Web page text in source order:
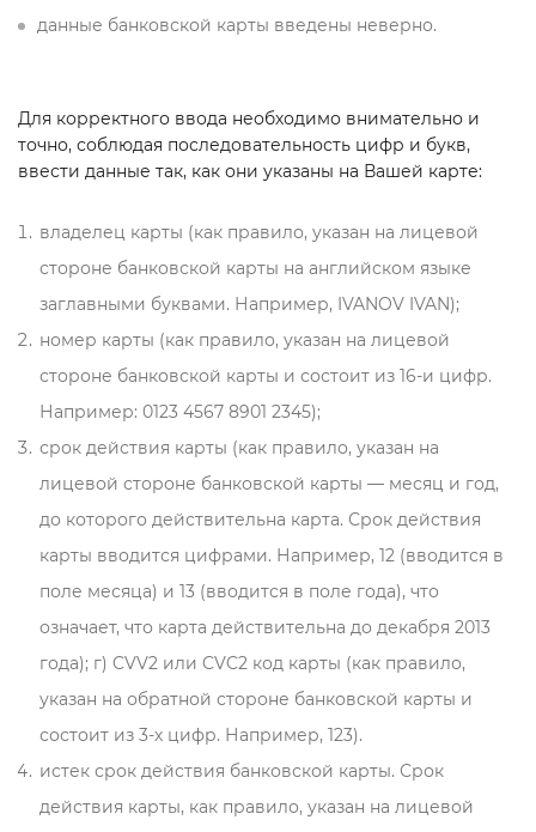
данные банковской карты введены неверно.
Для корректного ввода необходимо внимательно и
точно, соблюдая последовательность цифр и букв,
ввести данные так, как они указаны на Вашей карте:
владелец карты (как правило, указан на лицевой
стороне банковской карты на английском языке
заглавными буквами. Например, IVANOV IVAN);
номер карты (как правило, указан на лицевой
стороне банковской карты и состоит из 16-и цифр.
Например: 0123 4567 8901 2345);
срок действия карты (как правило, указан на
лицевой стороне банковской карты — месяц и год,
до которого действительна карта. Срок действия
карты вводится цифрами. Например, 12 (вводится в
поле месяца) и 13 (вводится в поле года), что
означает, что карта действительна до декабря 2013
года); г) CVV2 или CVC2 код карты (как правило,
указан на обратной стороне банковской карты и
состоит из 3-х цифр. Например, 123).
истек срок действия банковской карты. Срок
действия карты, как правило, указан на лицевой